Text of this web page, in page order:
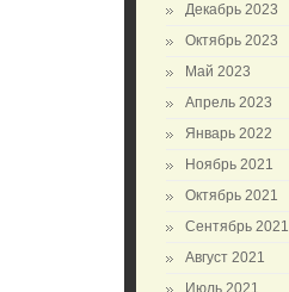
Декабрь 2023
Октябрь 2023
Май 2023
Апрель 2023
Январь 2022
Ноябрь 2021
Октябрь 2021
Сентябрь 2021
Август 2021
Июль 2021